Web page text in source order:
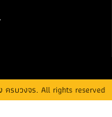
ครบวงจร. All rights reserved